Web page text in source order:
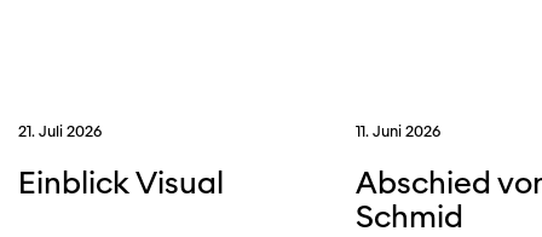
21. Juli 2026
Einblick Visual
11. Juni 2026
Abschied
Schmid